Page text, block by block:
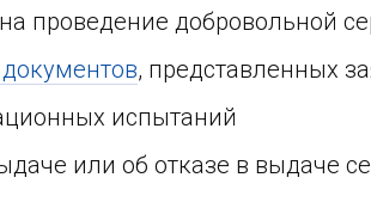
проведение добровольной
, представленных
испытаний
или об отказе в выдаче